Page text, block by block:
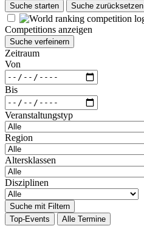
Suche starten Suche zurücksetzen
Competitions anzeigen
Suche verfeinern
Zeitraum
Von
Bis
Veranstaltungstyp
Region
Altersklassen
Disziplinen
Suche mit Filtern
Top-Events
Alle Termine